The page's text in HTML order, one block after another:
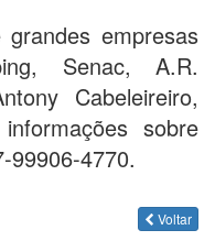
empresas
Senac, A.R.
Cabeleireiro,
sobre
99906-4770.
Voltar